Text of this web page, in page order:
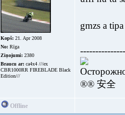
Kopš: 21. Apr 2008
No: Rīga
Ziņojumi: 2380
Braucu ar: ca4x4 ///ex
CBR1000RR FIREBLADE Black
Edition///
gmzs a
®® 安全
Offline